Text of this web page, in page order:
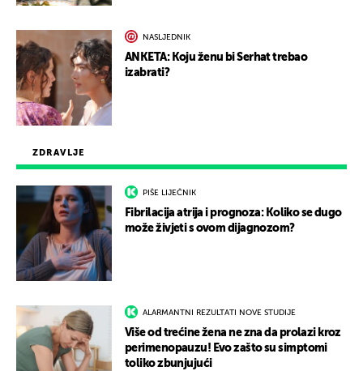
ZDRAVLJE
PIŠE LIJEČNIK
Fibrilacija atrija i prognoza: Koliko se dugo
može živjeti s ovom dijagnozom?
ALARMANTNI REZULTATI NOVE STUDIJE
Više od trećine žena ne zna da prolazi kroz
perimenopauzu! Evo zašto su simptomi
toliko zbunjujući
NASLJEDNIK
ANKETA: Koju ženu bi Serhat trebao
izabrati?